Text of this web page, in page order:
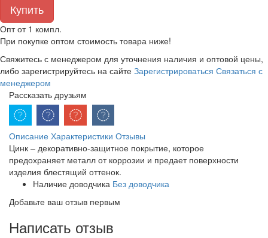
Купить
Опт от 1 компл.
При покупке оптом стоимость товара ниже!
Свяжитесь с менеджером для уточнения наличия и оптовой цены,
либо зарегистрируйтесь на сайте Зарегистрироваться Связаться с
менеджером
Рассказать друзьям
Описание Характеристики Отзывы
Цинк – декоративно-защитное покрытие, которое
предохраняет металл от коррозии и предает поверхности
изделия блестящий оттенок.
Наличие доводчика Без доводчика
Добавьте ваш отзыв первым
Написать отзыв